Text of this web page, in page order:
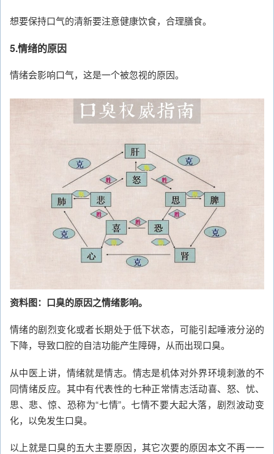
想要保持口气的清新要注意健康饮食，合理膳食。
5.情绪的原因
情绪会影响口气，这是一个被忽视的原因。
资料图：口臭的原因之情绪影响。
情绪的剧烈变化或者长期处于低下状态，可能引起唾液分泌的
下降，导致口腔的自洁功能产生障碍，从而出现口臭。
从中医上讲，情绪就是情志。情志是机体对外界环境刺激的不
同情绪反应。其中有代表性的七种正常情志活动喜、怒、忧、
思、悲、惊、恐称为“七情”。七情不要大起大落，剧烈波动变
化，以免发生口臭。
以上就是口臭的五大主要原因，其它次要的原因本文不再一一